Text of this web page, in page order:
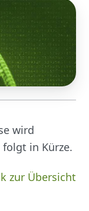
wird
in Kürze.
zur Übersicht